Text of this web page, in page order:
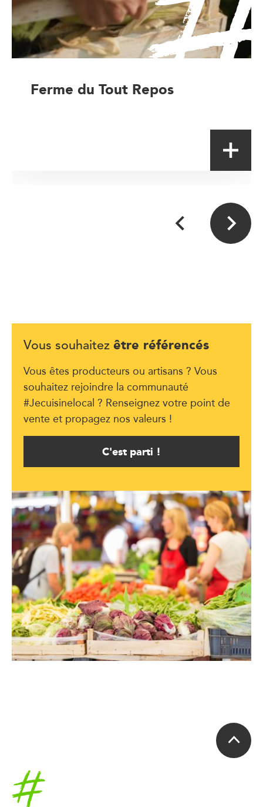
Ferme du Tout Repos
Vous souhaitez être référencés
Vous êtes producteurs ou artisans ? Vous
souhaitez rejoindre la communauté
#Jecuisinelocal ? Renseignez votre point de
vente et propagez nos valeurs !
C'est parti !
Accueil